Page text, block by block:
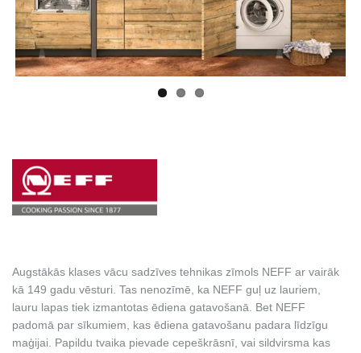
Augstākās klases vācu sadzīves tehnikas zīmols NEFF ar vairāk
kā 149 gadu vēsturi. Tas nenozīmē, ka NEFF guļ uz lauriem,
lauru lapas tiek izmantotas ēdiena gatavošanā. Bet NEFF
padomā par sīkumiem, kas ēdiena gatavošanu padara līdzīgu
maģijai. Papildu tvaika pievade cepeškrāsnī, vai sildvirsma kas